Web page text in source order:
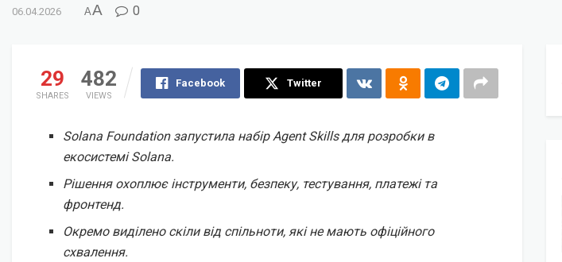
06.04.2026 AA 0
29
SHARES
482
VIEWS
Facebook Twitter
Solana Foundation запустила набір Agent Skills для розробки в
екосистемі Solana.
Рішення охоплює інструменти, безпеку, тестування, платежі та
фронтенд.
Окремо виділено скіли від спільноти, які не мають офіційного
схвалення.